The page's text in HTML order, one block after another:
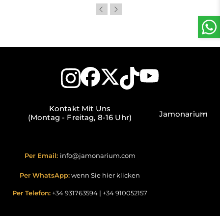
Kontakt Mit Uns
(Montag - Freitag, 8-16 Uhr)
Per Email: info@jamonarium.com
Per WhatsApp:wenn Sie hier klicken
Per Telefon: +34 931763594 | +34 910052157
Jamonarium